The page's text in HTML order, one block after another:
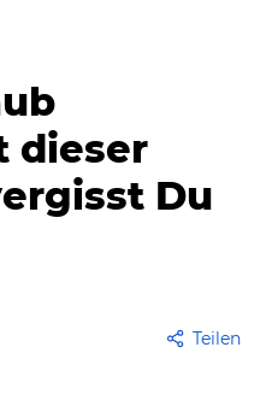
dieser
Du
Teilen